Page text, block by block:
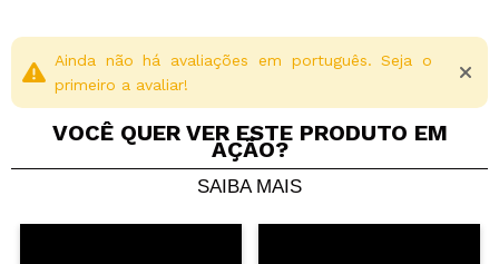
Ainda não há avaliações em português. Seja o
primeiro a avaliar!
VOCÊ QUER VER ESTE PRODUTO EM
AÇÃO?
SAIBA MAIS